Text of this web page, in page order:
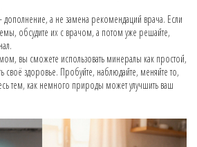
а не замена рекомендаций врача. Если
обсудите их с врачом, а потом уже решайте,
вы сможете использовать минералы как простой,
здоровье. Пробуйте, наблюдайте, меняйте то,
тем, как немного природы может улучшить ваш